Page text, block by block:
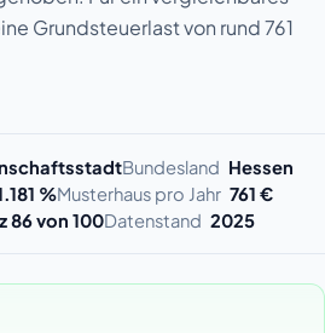
Grundsteuerlast von rund 761
Bundesland Hessen
%Musterhaus pro Jahr 761 €
86 von 100Datenstand 2025